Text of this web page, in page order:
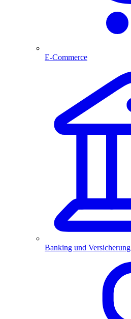
E-Commerce
Banking und Versicherung